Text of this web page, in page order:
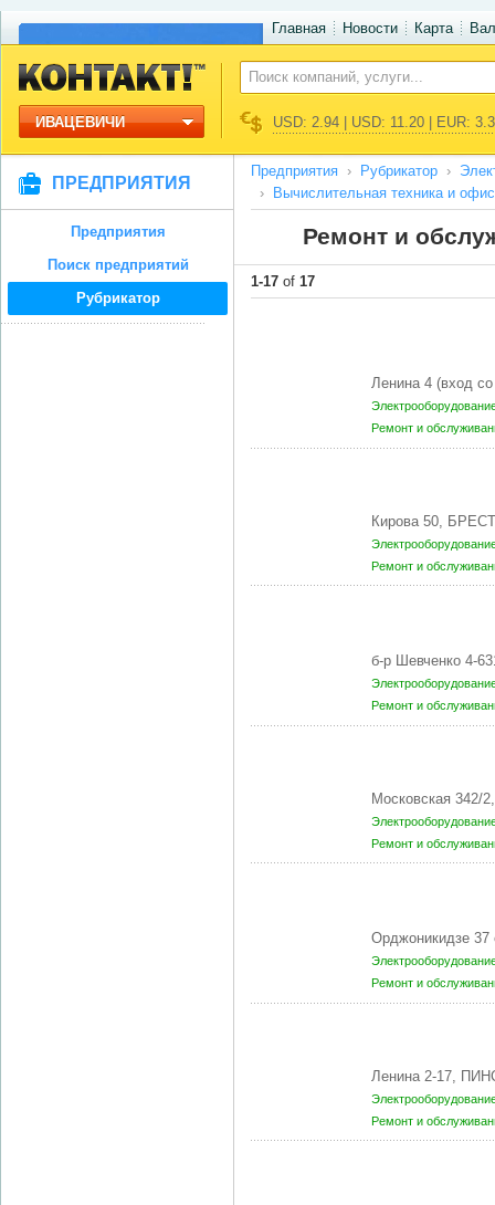
Главная Новости Карта
ИВАЦЕВИЧИ USD: 2.94 | USD: 11.20 | EUR:
ПРЕДПРИЯТИЯ
Предприятия
Поиск предприятий
Рубрикатор
Предприятия Рубрикатор
Вычислительная техника и
Ремонт и
1-17 of 17
Ленина 4 (вход
Ремонт и
Кирова 50,
Ремонт и
б-р Шевченко 4-
Ремонт и
Московская 342/
Ремонт и
Орджоникидзе
Ремонт и
Ленина 2-17,
Ремонт и